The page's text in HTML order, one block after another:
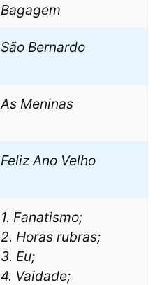
Bagagem
São Bernardo
As Meninas
Feliz Ano Velho
1. Fanatismo;
2. Horas rubras;
3. Eu;
4. Vaidade;